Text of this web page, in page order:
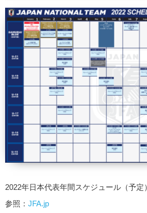
2022年日本代表年間スケジュール（予定）
参照： JFA.jp